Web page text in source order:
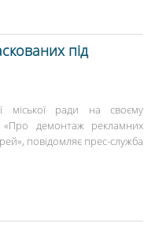
під
міської ради на своєму
«Про демонтаж рекламних
повідомляє прес-служба